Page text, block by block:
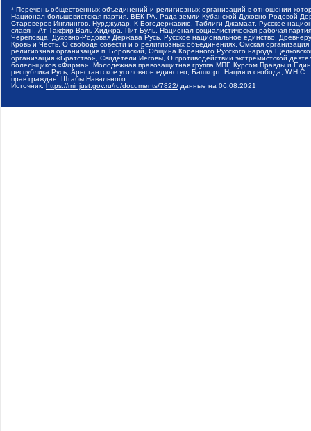
* Перечень общественных объединений и религиозных организаций в отношении
Национал-большевистская партия, ВЕК РА, Рада земли Кубанской Духовно Родовой
Староверов-Инглингов, Нурджулар, К Богодержавию, Таблиги Джамаат, Русское
славян, Ат-Такфир Валь-Хиджра, Пит Буль, Национал-социалистическая рабочая
Череповца, Духовно-Родовая Держава Русь, Русское национальное единство,
Кровь и Честь, О свободе совести и о религиозных объединениях, Омская
религиозная организация п. Боровский, Община Коренного Русского народа
организация «Братство», Свидетели Иеговы, О противодействии экстремистской
болельщиков «Фирма», Молодежная правозащитная группа МПГ, Курсом Правды и
республика Русь, Арестантское уголовное единство, Башкорт, Нация и свобода,
прав граждан, Штабы Навального
Источник: https://minjust.gov.ru/ru/documents/7822/ данные на 06.08.2021